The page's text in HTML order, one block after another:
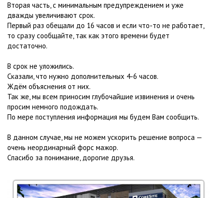
Вторая часть, с минимальным предупреждением и уже
дважды увеличивают срок.
Первый раз обещали до 16 часов и если что-то не работает,
то сразу сообщайте, так как этого времени будет
достаточно.
В срок не уложились.
Сказали, что нужно дополнительных 4-6 часов.
Ждём объяснения от них.
Так же, мы всем приносим глубочайшие извинения и очень
просим немного подождать.
По мере поступления информация мы будем Вам сообщить.
В данном случае, мы не можем ускорить решение вопроса —
очень неординарный форс мажор.
Спасибо за понимание, дорогие друзья.